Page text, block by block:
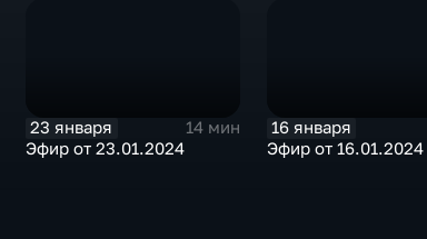
23 января
14 мин
Эфир от 23.01.2024
16 января
Эфир от 16.01.2024